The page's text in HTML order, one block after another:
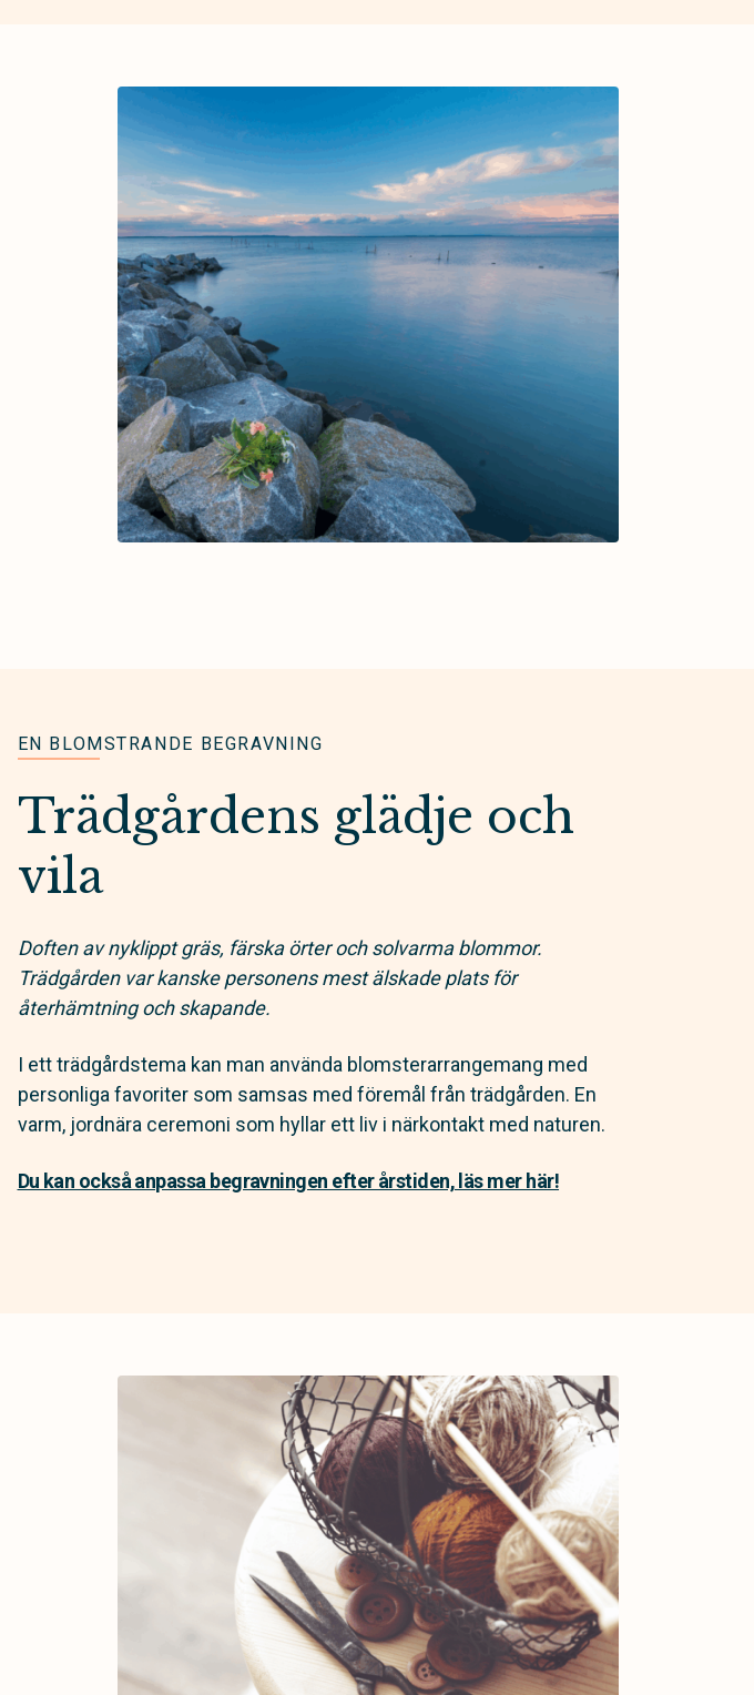
EN BLOMSTRANDE BEGRAVNING
Trädgårdens glädje och
vila
Doften av nyklippt gräs, färska örter och solvarma blommor.
Trädgården var kanske personens mest älskade plats för
återhämtning och skapande.
I ett trädgårdstema kan man använda blomsterarrangemang med
personliga favoriter som samsas med föremål från trädgården. En
varm, jordnära ceremoni som hyllar ett liv i närkontakt med naturen.
Du kan också anpassa begravningen efter årstiden, läs mer här!